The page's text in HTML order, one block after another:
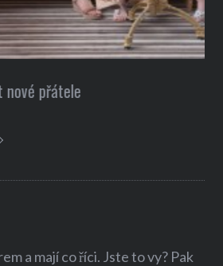
a mají co říci. Jste to vy? Pak